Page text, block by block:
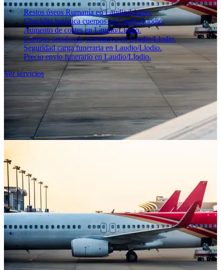
Restos óseos Rumanía en Laudio/Llodio.
Checklist logística cuerpos en Laudio/Llodio.
Aumento de costes en Laudio/Llodio.
Cuerpos ortodoxos, normativa en Laudio/Llodio.
Seguridad carga funeraria en Laudio/Llodio.
Precio envío funerario en Laudio/Llodio.
Ver servicios